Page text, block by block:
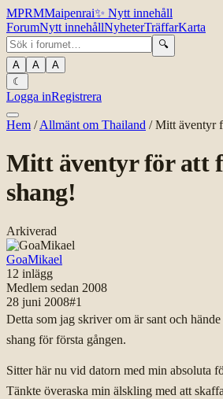
MPRMMaipenrai✨ Nytt innehåll
ForumNytt innehållNyheterTräffarKarta
🔍
A
A
A
☾
Logga inRegistrera
Hem /Allmänt om Thailand /Mitt äventyr
Mitt äventyr för att
shang!
Arkiverad
GoaMikael
12 inlägg
Medlem sedan 2008
28 juni 2008#1
Detta som jag skriver om är sant och
shang för första gången.
Sitter här nu vid datorn med min absoluta
Tänkte överaska min älskling med att